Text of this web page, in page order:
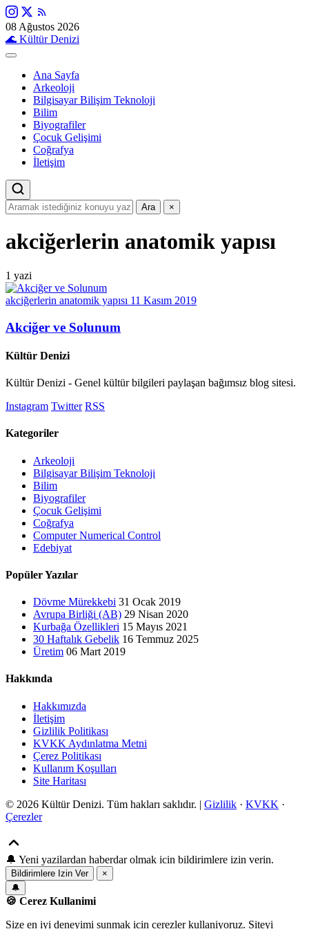
08 Ağustos 2026
🌊 Kültür Denizi
Ana Sayfa
Arkeoloji
Bilgisayar Bilişim Teknoloji
Bilim
Biyografiler
Çocuk Gelişimi
Coğrafya
İletişim
Ara ×
akciğerlerin anatomik yapısı
1 yazi
akciğerlerin anatomik yapısı 11 Kasım 2019
Akciğer ve Solunum
Kültür Denizi
Kültür Denizi - Genel kültür bilgileri paylaşan bağımsız blog sitesi.
Instagram Twitter RSS
Kategoriler
Arkeoloji
Bilgisayar Bilişim Teknoloji
Bilim
Biyografiler
Çocuk Gelişimi
Coğrafya
Computer Numerical Control
Edebiyat
Popüler Yazılar
Dövme Mürekkebi 31 Ocak 2019
Avrupa Birliği (AB) 29 Nisan 2020
Kurbağa Özellikleri 15 Mayıs 2021
30 Haftalık Gebelik 16 Temmuz 2025
Üretim 06 Mart 2019
Hakkında
Hakkımızda
İletişim
Gizlilik Politikası
KVKK Aydınlatma Metni
Çerez Politikası
Kullanım Koşulları
Site Haritası
© 2026 Kültür Denizi. Tüm hakları saklıdır. | Gizlilik · KVKK ·
Çerezler
🔔 Yeni yazilardan haberdar olmak icin bildirimlere izin verin.
Bildirimlere Izin Ver
×
🔔
🍪 Cerez Kullanimi
Size en iyi deneyimi sunmak icin cerezler kullaniyoruz. Siteyi